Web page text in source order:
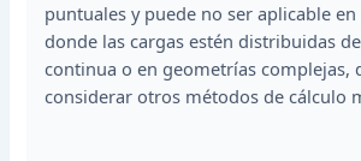
puntuales y puede no ser aplicable
donde las cargas estén distribuidas
continua o en geometrías complejas,
considerar otros métodos de cálculo